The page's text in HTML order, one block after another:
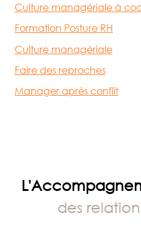
WORKING
CO-
WALKING
Culture managériale à
Formation Posture RH
Culture managériale
Faire des reproches
Manager après conflit
des